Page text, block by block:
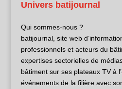
Univers batijournal
Qui sommes-nous ?
batijournal, site web
professionnels et acteurs du
expertises sectorielles de
bâtiment sur ses plateaux TV à
événements de la filière avec